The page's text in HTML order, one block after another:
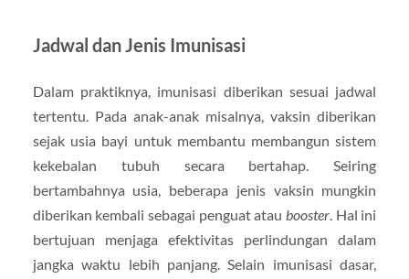
Jadwal dan Jenis Imunisasi
Dalam praktiknya, imunisasi diberikan sesuai jadwal
tertentu. Pada anak-anak misalnya, vaksin diberikan
sejak usia bayi untuk membantu membangun sistem
kekebalan tubuh secara bertahap. Seiring
bertambahnya usia, beberapa jenis vaksin mungkin
diberikan kembali sebagai penguat atau booster. Hal ini
bertujuan menjaga efektivitas perlindungan dalam
jangka waktu lebih panjang. Selain imunisasi dasar,